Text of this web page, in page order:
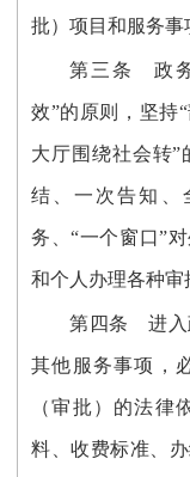
批）项目和服务事
第三条 政
效”的原则，坚持
大厅围绕社会转
结、一次告知、
务、“一个窗口”
和个人办理各种审
第四条 进入
其他服务事项，
（审批）的法律
料、收费标准、